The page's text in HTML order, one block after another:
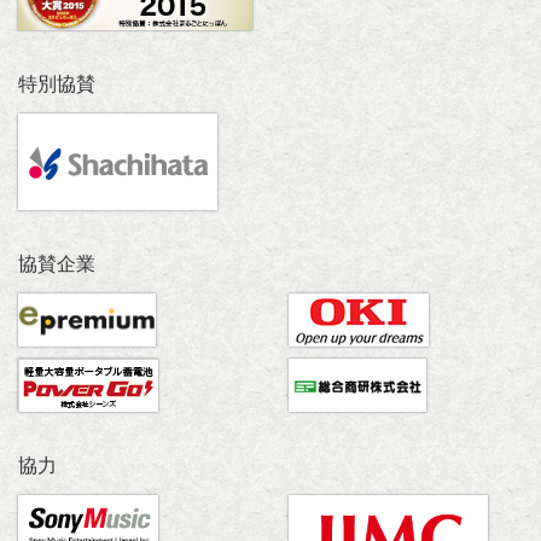
特別協賛
協賛企業
協力